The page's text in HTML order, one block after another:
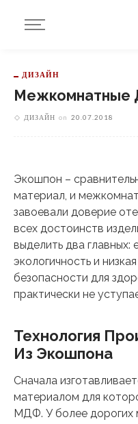
ДИЗАЙН
Межкомнатные
ДИЗАЙН on 20.07.2018
Экошпон –
материал, и
завоевали доверие
всех достоинств
выделить два главных:
экологичность и
безопасности для
практически не
Технология
Из Экошпона
Сначала
материалом для
МДФ. У более дорогих